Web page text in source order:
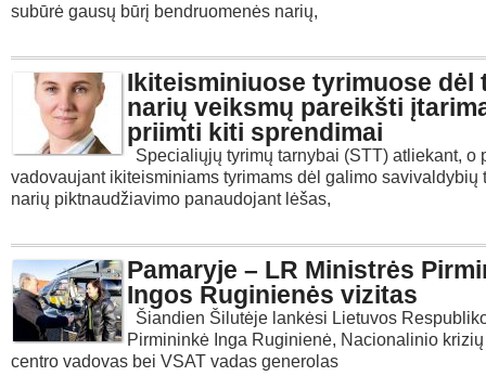
subūrė gausų būrį bendruomenės narių,
Ikiteisminiuose tyrimuose dėl
narių veiksmų pareikšti
priimti kiti sprendimai
Specialiųjų tyrimų tarnybai (STT) atliekant, o
vadovaujant ikiteisminiams tyrimams dėl galimo savivaldybių
narių piktnaudžiavimo panaudojant lėšas,
Pamaryje – LR Ministrės
Ingos Ruginienės vizitas
Šiandien Šilutėje lankėsi Lietuvos
Pirmininkė Inga Ruginienė, Nacionalinio
centro vadovas bei VSAT vadas generolas